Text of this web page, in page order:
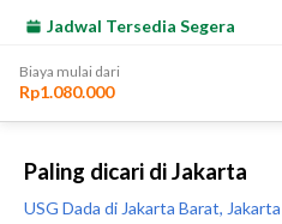
Paling dicari di Jakarta
USG Dada di Jakarta Barat, Jakarta